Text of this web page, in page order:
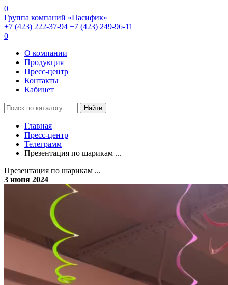
0
Группа компаний «Пасифик»
+7 (423) 222-37-94 +7 (423) 249-96-11
0
О компании
Продукция
Пресс-центр
Контакты
Кабинет
Найти
Главная
Пресс-центр
Телеграмм
Презентация по шарикам ...
Презентация по шарикам ...
3 июня 2024